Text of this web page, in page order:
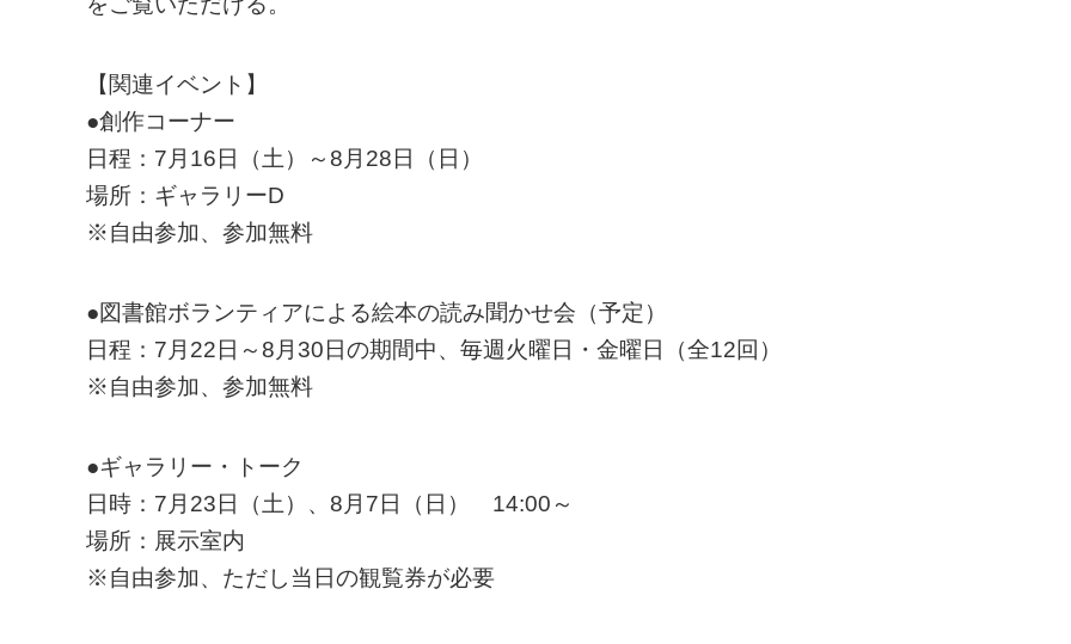
【関連イベント】
●創作コーナー
日程：7月16日（土）～8月28日（日）
場所：ギャラリーD
※自由参加、参加無料
●図書館ボランティアによる絵本の読み聞かせ会（予定）
日程：7月22日～8月30日の期間中、毎週火曜日・金曜日（全12回）
※自由参加、参加無料
●ギャラリー・トーク
日時：7月23日（土）、8月7日（日） 14:00～
場所：展示室内
※自由参加、ただし当日の観覧券が必要